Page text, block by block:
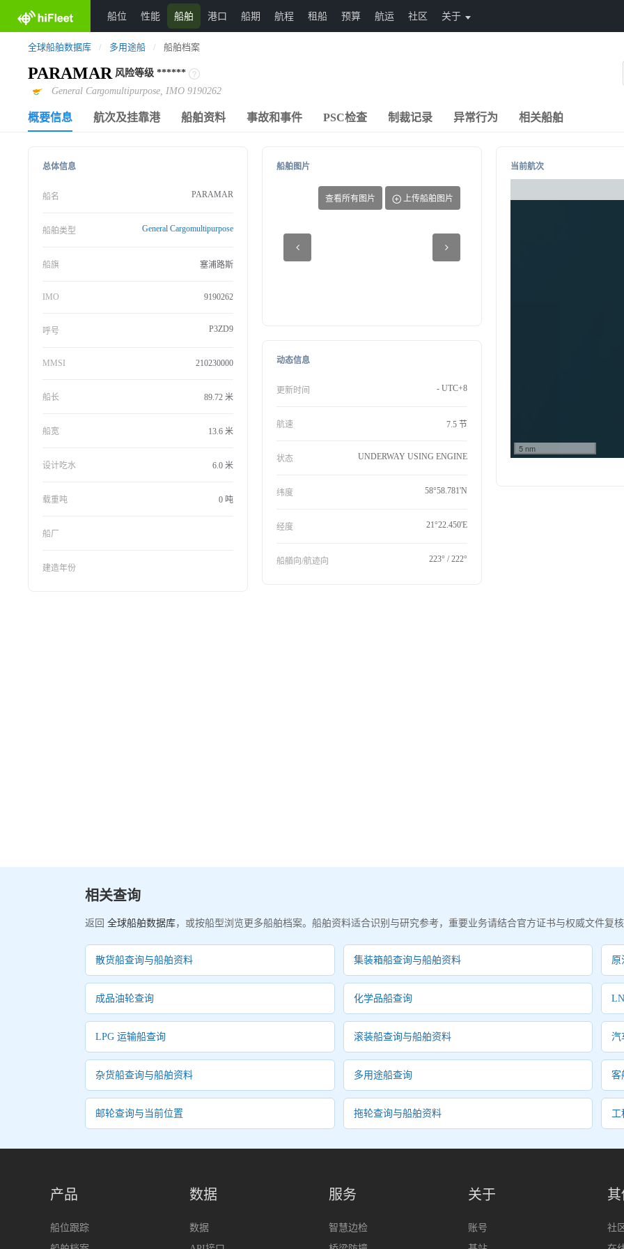
船位 性能 船舶 港口 船期 航程 租船 预算 航运 社区 关于
全球船舶数据库 / 多用途船 / 船舶档案
PARAMAR 风险等级 ******
General Cargomultipurpose, IMO 9190262
概要信息 航次及挂靠港 船舶资料 事故和事件 PSC检查 制裁记录 异常行为 相关船舶
总体信息
船名 PARAMAR
船舶类型 General Cargomultipurpose
船旗 塞浦路斯
IMO 9190262
呼号 P3ZD9
MMSI 210230000
船长 89.72 米
船宽 13.6 米
设计吃水 6.0 米
载重吨 0 吨
船厂
建造年份
船舶图片
查看所有图片 上传船舶图片
动态信息
更新时间 - UTC+8
航速 7.5 节
状态 UNDERWAY USING ENGINE
纬度 58°58.781'N
经度 21°22.450'E
船艏向/航迹向 223° / 222°
当前航次
5 nm
相关查询
返回 全球船舶数据库，或按船型浏览更多船舶档案。船舶资料适合识别与研究参考，重要业务请结合官方证书与权威文件复
散货船查询与船舶资料 集装箱船查询与船舶资料 原
成品油轮查询 化学品船查询
LPG 运输船查询 滚装船查询与船舶资料 汽
杂货船查询与船舶资料 多用途船查询 客
邮轮查询与当前位置 拖轮查询与船舶资料 工
产品
船位跟踪
数据
数据
服务
智慧边检
关于
账号
社